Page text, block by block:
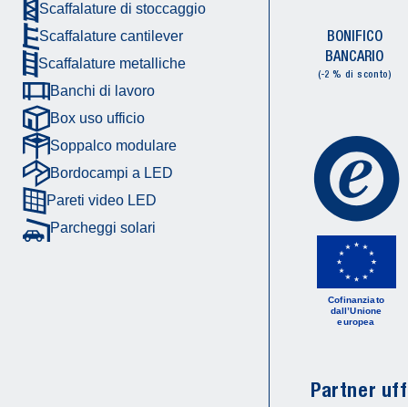
Scaffalature di stoccaggio
Scaffalature cantilever
Scaffalature metalliche
Banchi di lavoro
Box uso ufficio
Soppalco modulare
Bordocampi a LED
Pareti video LED
Parcheggi solari
BONIFICO
BANCARIO
(-2 % di sconto)
Cofinanziato
dall’Unione
europea
Partner